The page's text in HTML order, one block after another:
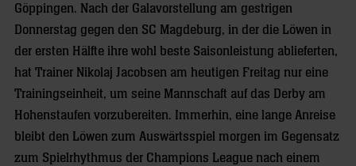
Göppingen. Nach der Galavorstellung am gestrigen
Donnerstag gegen den SC Magdeburg, in der die Löwen in
der ersten Hälfte ihre wohl beste Saisonleistung ablieferten,
hat Trainer Nikolaj Jacobsen am heutigen Freitag nur eine
Trainingseinheit, um seine Mannschaft auf das Derby am
Hohenstaufen vorzubereiten. Immerhin, eine lange Anreise
bleibt den Löwen zum Auswärtsspiel morgen im Gegensatz
zum Spielrhythmus der Champions League nach einem